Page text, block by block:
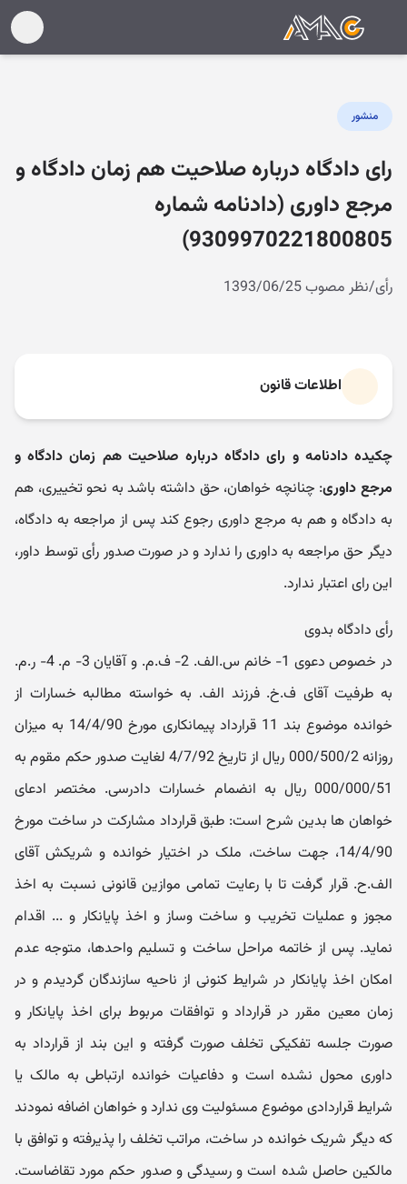
منشور
رای دادگاه درباره صلاحیت هم زمان دادگاه و
مرجع داوری (دادنامه شماره
9309970221800805)
رأی/نظر مصوب 1393/06/25
اطلاعات قانون
چکیده دادنامه و رای دادگاه درباره صلاحیت هم زمان دادگاه و
مرجع داوری: چنانچه خواهان، حق داشته باشد به نحو تخییری، هم
به دادگاه و هم به مرجع داوری رجوع کند پس از مراجعه به دادگاه،
دیگر حق مراجعه به داوری را ندارد و در صورت صدور رأی توسط داور،
این رای اعتبار ندارد.
رأی دادگاه بدوی
در خصوص دعوی 1- خانم س.الف. 2- ف.م. و آقایان 3- م. 4- ر.م.
به طرفیت آقای ف.خ. فرزند الف. به خواسته مطالبه خسارات از
خوانده موضوع بند 11 قرارداد پیمانکاری مورخ 14/4/90 به میزان
روزانه 000/500/2 ریال از تاریخ 4/7/92 لغایت صدور حکم مقوم به
000/000/51 ریال به انضمام خسارات دادرسی. مختصر ادعای
خواهان ها بدین شرح است: طبق قرارداد مشارکت در ساخت مورخ
14/4/90، جهت ساخت، ملک در اختیار خوانده و شریکش آقای
الف.ح. قرار گرفت تا با رعایت تمامی موازین قانونی نسبت به اخذ
مجوز و عملیات تخریب و ساخت وساز و اخذ پایانکار و ... اقدام
نماید. پس از خاتمه مراحل ساخت و تسلیم واحدها، متوجه عدم
امکان اخذ پایانکار در شرایط کنونی از ناحیه سازندگان گردیدم و در
زمان معین مقرر در قرارداد و توافقات مربوط برای اخذ پایانکار و
صورت جلسه تفکیکی تخلف صورت گرفته و این بند از قرارداد به
داوری محول نشده است و دفاعیات خوانده ارتباطی به مالک یا
شرایط قراردادی موضوع مسئولیت وی ندارد و خواهان اضافه نمودند
که دیگر شریک خوانده در ساخت، مراتب تخلف را پذیرفته و توافق با
مالکین حاصل شده است و رسیدگی و صدور حکم مورد تقاضاست.